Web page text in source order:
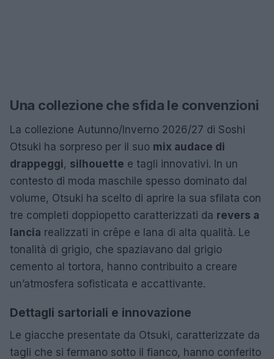
Una collezione che sfida le convenzioni
La collezione Autunno/Inverno 2026/27 di Soshi
Otsuki ha sorpreso per il suo mix audace di
drappeggi, silhouette e tagli innovativi. In un
contesto di moda maschile spesso dominato dal
volume, Otsuki ha scelto di aprire la sua sfilata con
tre completi doppiopetto caratterizzati da revers a
lancia realizzati in crêpe e lana di alta qualità. Le
tonalità di grigio, che spaziavano dal grigio
cemento al tortora, hanno contribuito a creare
un’atmosfera sofisticata e accattivante.
Dettagli sartoriali e innovazione
Le giacche presentate da Otsuki, caratterizzate da
tagli che si fermano sotto il fianco, hanno conferito